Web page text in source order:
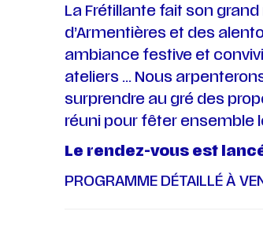
La Frétillante fait son
d’Armentières et des
ambiance festive et
ateliers … Nous
surprendre au gré des
réuni pour fêter ensemble
Le rendez-vous est
PROGRAMME DÉTAILLÉ À